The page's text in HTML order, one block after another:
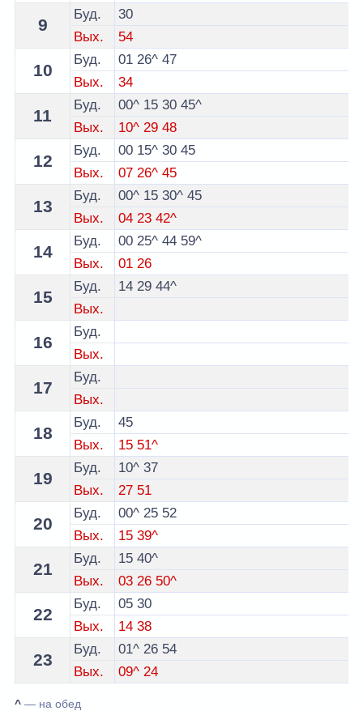
9
Буд.
30
Вых.
54
10
Буд. 01 26^ 47
Вых.
34
11
Буд. 00^ 15 30 45^
Вых.
10^ 29 48
12
Буд. 00 15^ 30 45
Вых.
07 26^ 45
13
Буд. 00^ 15 30^ 45
Вых.
04 23 42^
14
Буд. 00 25^ 44 59^
Вых.
01 26
15
Буд. 14 29 44^
Вых.
16
Буд.
Вых.
17
Буд.
Вых.
18
Буд.
45
Вых.
15 51^
19
Буд. 10^ 37
Вых.
27 51
20
Буд. 00^ 25 52
Вых.
15 39^
21
Буд. 15 40^
Вых.
03 26 50^
22
Буд. 05 30
Вых.
14 38
23
Буд. 01^ 26 54
Вых.
09^ 24
^ — на обед